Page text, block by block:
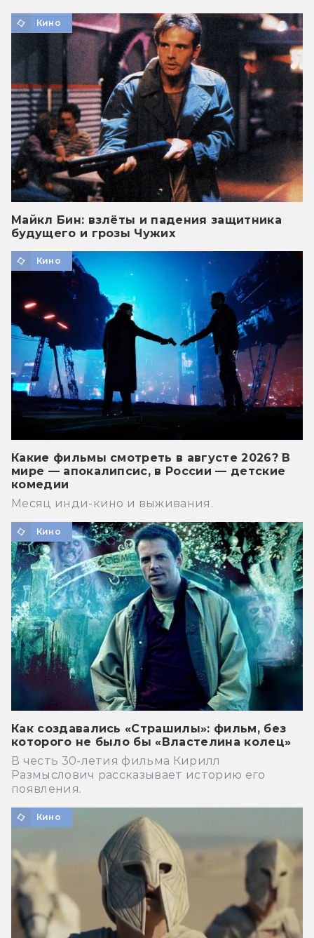
Кино
Майкл Бин: взлёты и падения защитника
будущего и грозы Чужих
Кино
Какие фильмы смотреть в августе 2026? В
мире — апокалипсис, в России — детские
комедии
Месяц инди-кино и выживания.
Кино
Как создавались «Страшилы»: фильм, без
которого не было бы «Властелина колец»
В честь 30-летия фильма Кирилл
Размыслович рассказывает историю его
появления.
Кино